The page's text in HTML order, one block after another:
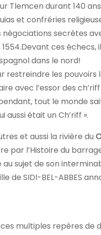
Tlemcen durant 140
et confréries
secrètes
ces échecs,
dans le nord!
restreindre les
avec l’essor des
tout le monde sait
aussi était un Ch’riff ».
et aussi la rivière du
par l’Histoire du
sujet de son
de SIDI-BEL-ABBES
multiples repères de